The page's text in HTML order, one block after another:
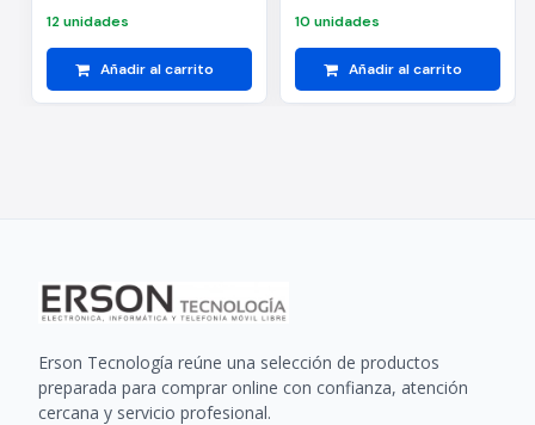
12 unidades
Añadir al carrito
10 unidades
Añadir al carrito
Erson Tecnología reúne una selección de productos
preparada para comprar online con confianza, atención
cercana y servicio profesional.